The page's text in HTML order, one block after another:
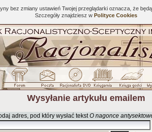
bez zmiany ustawień Twojej przeglądarki oznacza, że
Szczegóły znajdziesz w Polityce Cookies
Wysyłanie artykułu emailem
adres, pod który wysłać tekstO nagonce